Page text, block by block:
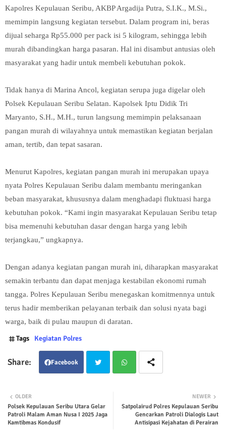
Kapolres Kepulauan Seribu, AKBP Argadija Putra, S.I.K., M.Si.,
memimpin langsung kegiatan tersebut. Dalam program ini, beras
dijual seharga Rp55.000 per pack isi 5 kilogram, sehingga lebih
murah dibandingkan harga pasaran. Hal ini disambut antusias oleh
masyarakat yang hadir untuk membeli kebutuhan pokok.
Tidak hanya di Marina Ancol, kegiatan serupa juga digelar oleh
Polsek Kepulauan Seribu Selatan. Kapolsek Iptu Didik Tri
Maryanto, S.H., M.H., turun langsung memimpin pelaksanaan
pangan murah di wilayahnya untuk memastikan kegiatan berjalan
aman, tertib, dan tepat sasaran.
Menurut Kapolres, kegiatan pangan murah ini merupakan upaya
nyata Polres Kepulauan Seribu dalam membantu meringankan
beban masyarakat, khususnya dalam menghadapi fluktuasi harga
kebutuhan pokok. “Kami ingin masyarakat Kepulauan Seribu tetap
bisa memenuhi kebutuhan dasar dengan harga yang lebih
terjangkau,” ungkapnya.
Dengan adanya kegiatan pangan murah ini, diharapkan masyarakat
semakin terbantu dan dapat menjaga kestabilan ekonomi rumah
tangga. Polres Kepulauan Seribu menegaskan komitmennya untuk
terus hadir memberikan pelayanan terbaik dan solusi nyata bagi
warga, baik di pulau maupun di daratan.
Tags Kegiatan Polres
Facebook
ter tsap
NEWER
Satpolairud Polres Kepulauan Seribu
Gencarkan Patroli Dialogis Laut
Antisipasi Kejahatan di Perairan
OLDER
Polsek Kepulauan Seribu Utara Gelar
Patroli Malam Aman Nusa I 2025 Jaga
Kamtibmas Kondusif